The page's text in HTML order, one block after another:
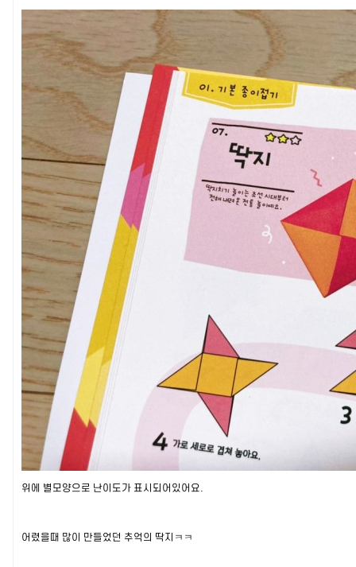
위에 별모양으로 난이도가 표시되어있어요.
어렸을때 많이 만들었던 추억의 딱지ㅋㅋ